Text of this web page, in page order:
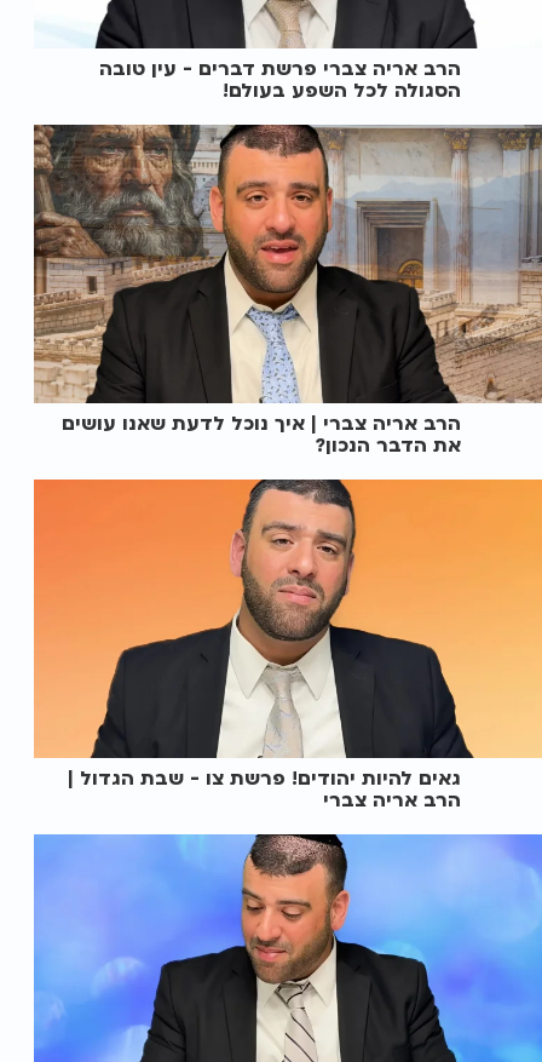
הרב אריה צברי פרשת דברים - עין טובה
הסגולה לכל השפע בעולם!
הרב אריה צברי | איך נוכל לדעת שאנו עושים
את הדבר הנכון?
גאים להיות יהודים! פרשת צו - שבת הגדול |
הרב אריה צברי